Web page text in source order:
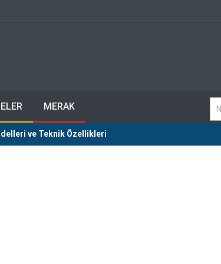
MERAK
ve Teknik Özellikleri